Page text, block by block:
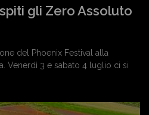
gli Zero Assoluto
del Phoenix Festival alla
Venerdì 3 e sabato 4 luglio ci si